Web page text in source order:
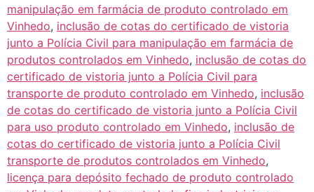
manipulação em farmácia de produto controlado em
Vinhedo, inclusão de cotas do certificado de vistoria
junto a Polícia Civil para manipulação em farmácia de
produtos controlados em Vinhedo, inclusão de cotas do
certificado de vistoria junto a Polícia Civil para
transporte de produto controlado em Vinhedo, inclusão
de cotas do certificado de vistoria junto a Polícia Civil
para uso produto controlado em Vinhedo, inclusão de
cotas do certificado de vistoria junto a Polícia Civil
transporte de produtos controlados em Vinhedo,
licença para depósito fechado de produto controlado